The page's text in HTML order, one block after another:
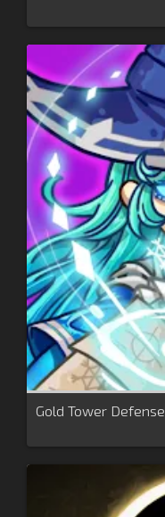
Gold Tower Defense